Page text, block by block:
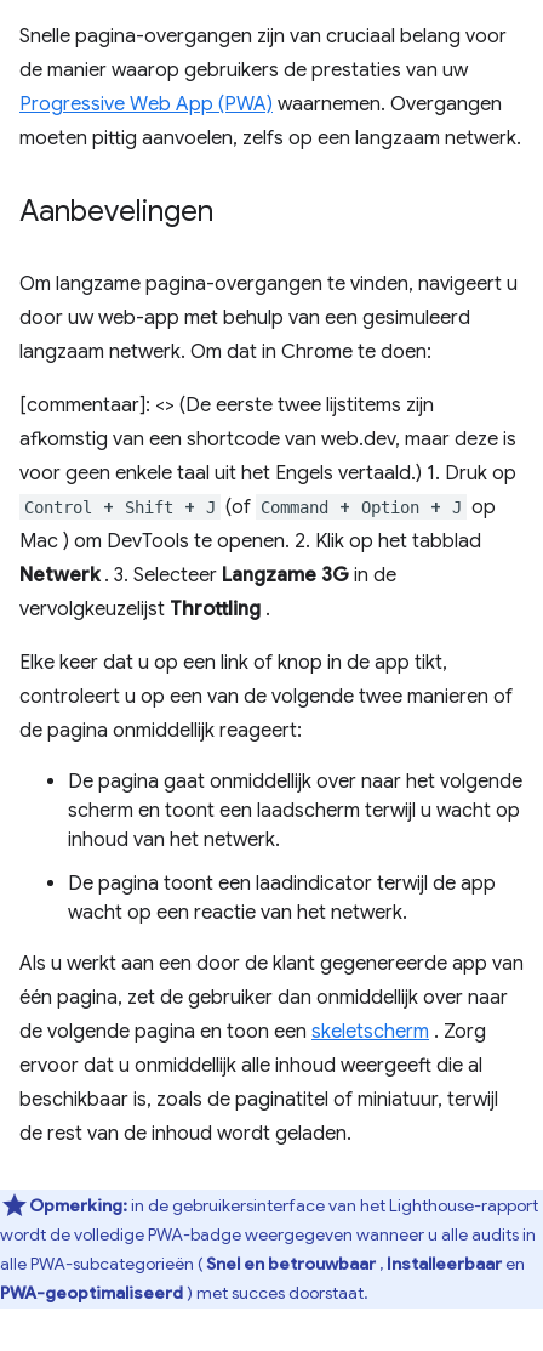
Snelle pagina-overgangen zijn van cruciaal belang voor
de manier waarop gebruikers de prestaties van uw
Progressive Web App (PWA) waarnemen. Overgangen
moeten pittig aanvoelen, zelfs op een langzaam netwerk.
Aanbevelingen
Om langzame pagina-overgangen te vinden, navigeert u
door uw web-app met behulp van een gesimuleerd
langzaam netwerk. Om dat in Chrome te doen:
[commentaar]: <> (De eerste twee lijstitems zijn
afkomstig van een shortcode van web.dev, maar deze is
voor geen enkele taal uit het Engels vertaald.) 1. Druk op
Control + Shift + J (of Command + Option + J op
Mac ) om DevTools te openen. 2. Klik op het tabblad
Netwerk. 3. Selecteer Langzame 3G in de
vervolgkeuzelijst Throttling .
Elke keer dat u op een link of knop in de app tikt,
controleert u op een van de volgende twee manieren of
de pagina onmiddellijk reageert:
De pagina gaat onmiddellijk over naar het volgende
scherm en toont een laadscherm terwijl u wacht op
inhoud van het netwerk.
De pagina toont een laadindicator terwijl de app
wacht op een reactie van het netwerk.
Als u werkt aan een door de klant gegenereerde app van
één pagina, zet de gebruiker dan onmiddellijk over naar
de volgende pagina en toon een skeletscherm . Zorg
ervoor dat u onmiddellijk alle inhoud weergeeft die al
beschikbaar is, zoals de paginatitel of miniatuur, terwijl
de rest van de inhoud wordt geladen.
Opmerking:in de gebruikersinterface van het Lighthouse-rapport
wordt de volledige PWA-badge weergegeven wanneer u alle audits in
alle PWA-subcategorieën (Snel en betrouwbaar , Installeerbaaren
PWA-geoptimaliseerd) met succes doorstaat.